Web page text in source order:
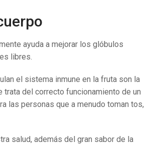
ayuda a mejorar los glóbulos
libres.
el sistema inmune en la fruta son la
trata del correcto funcionamiento de un
las personas que a menudo toman tos,
salud, además del gran sabor de la